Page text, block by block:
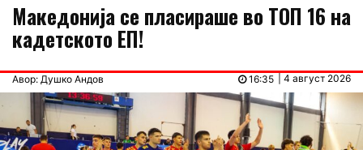
Македонија се пласираше во ТОП 16 на
кадетското ЕП!
Авор: Душко Андов | 4 август 2026
16:35